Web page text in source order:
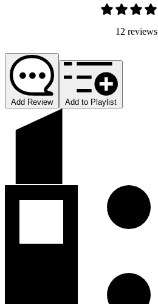
12 reviews
Add Review Add to Playlist